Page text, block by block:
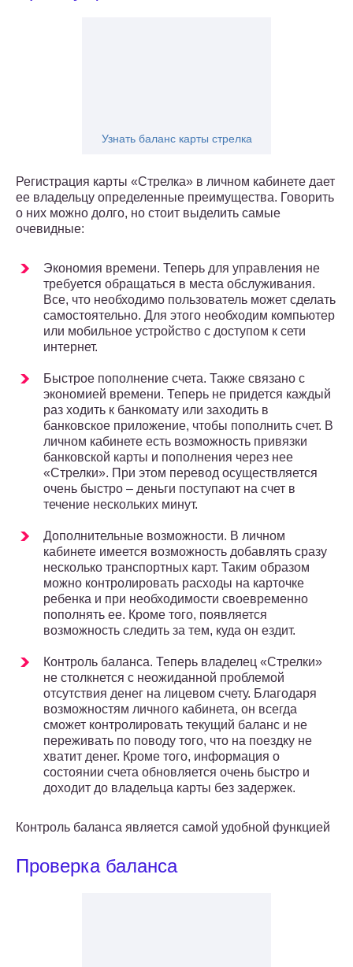
Узнать баланс карты стрелка
Регистрация карты «Стрелка» в личном кабинете дает
ее владельцу определенные преимущества. Говорить
о них можно долго, но стоит выделить самые
очевидные:
Экономия времени. Теперь для управления не
требуется обращаться в места обслуживания.
Все, что необходимо пользователь может сделать
самостоятельно. Для этого необходим компьютер
или мобильное устройство с доступом к сети
интернет.
Быстрое пополнение счета. Также связано с
экономией времени. Теперь не придется каждый
раз ходить к банкомату или заходить в
банковское приложение, чтобы пополнить счет. В
личном кабинете есть возможность привязки
банковской карты и пополнения через нее
«Стрелки». При этом перевод осуществляется
очень быстро – деньги поступают на счет в
течение нескольких минут.
Дополнительные возможности. В личном
кабинете имеется возможность добавлять сразу
несколько транспортных карт. Таким образом
можно контролировать расходы на карточке
ребенка и при необходимости своевременно
пополнять ее. Кроме того, появляется
возможность следить за тем, куда он ездит.
Контроль баланса. Теперь владелец «Стрелки»
не столкнется с неожиданной проблемой
отсутствия денег на лицевом счету. Благодаря
возможностям личного кабинета, он всегда
сможет контролировать текущий баланс и не
переживать по поводу того, что на поездку не
хватит денег. Кроме того, информация о
состоянии счета обновляется очень быстро и
доходит до владельца карты без задержек.
Контроль баланса является самой удобной функцией
Проверка баланса